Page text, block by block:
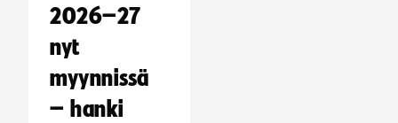
2026–27
nyt
myynnissä
– hanki